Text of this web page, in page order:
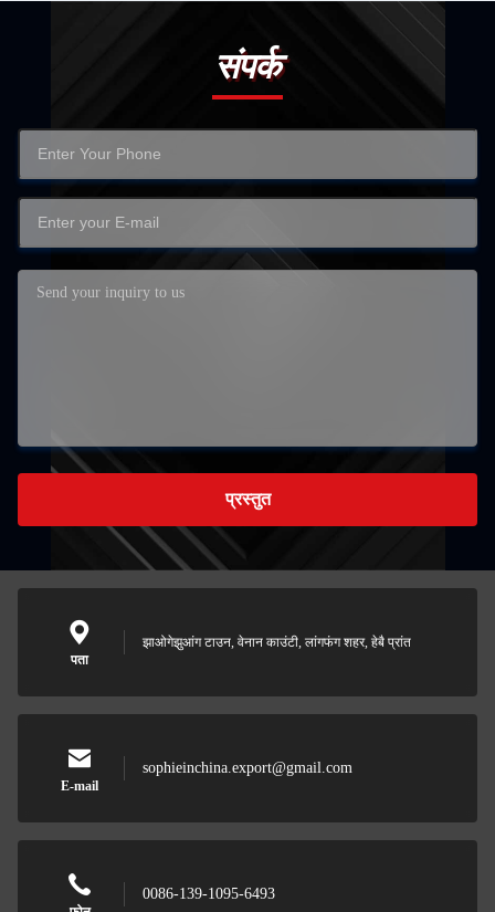
संपर्क
प्रस्तुत
पता
झाओगेझुआंग टाउन, वेनान काउंटी, लांगफंग शहर, हेबै प्रांत
E-mail
sophieinchina.export@gmail.com
0086-139-1095-6493